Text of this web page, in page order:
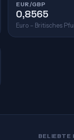
EUR/GBP
0,8565
Euro – Britisches
BELIEBTE